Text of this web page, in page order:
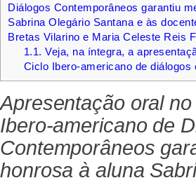
Diálogos Contemporâneos garantiu
Sabrina Olegário Santana e às
Bretas Vilarino e Maria Celeste Reis
1.1. Veja, na íntegra, a
Ciclo Ibero-americano de diálogos
Apresentação oral no
Ibero-americano de
Contemporâneos
honrosa à aluna